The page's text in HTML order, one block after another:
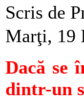
Scris de
Marţi, 19
Dacă se
dintr-un